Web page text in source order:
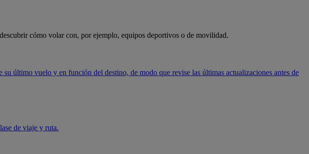
cómo volar con, por ejemplo, equipos deportivos o de movilidad.
último vuelo y en función del destino, de modo que revise las últimas actualizaciones antes de
de viaje y ruta.